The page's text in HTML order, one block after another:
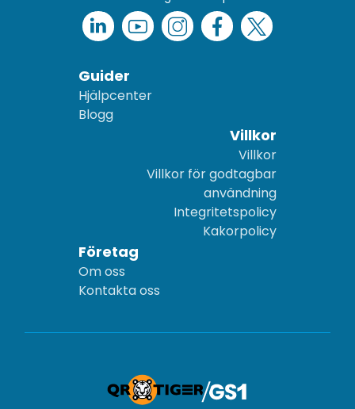
Guider
Hjälpcenter
Blogg
Villkor
Villkor
Villkor för godtagbar
användning
Integritetspolicy
Kakorpolicy
Företag
Om oss
Kontakta oss